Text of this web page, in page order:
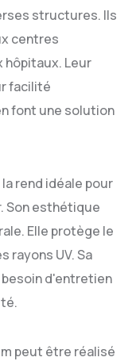
structures. Ils
centres
hôpitaux. Leur
facilité
font une solution
rend idéale pour
Son esthétique
Elle protège le
rayons UV. Sa
d'entretien
peut être réalisé